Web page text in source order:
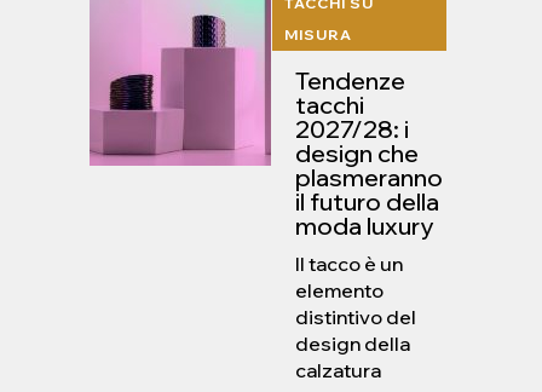
MISURA
Tendenze
tacchi
2027/28: i
design che
plasmeranno
il futuro della
moda luxury
Il tacco è un
elemento
distintivo del
design della
calzatura